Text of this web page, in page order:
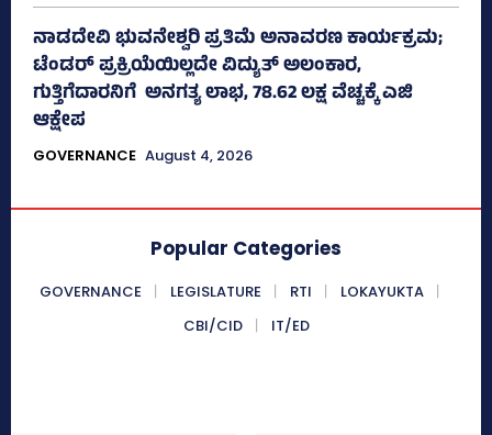
ನಾಡದೇವಿ ಭುವನೇಶ್ವರಿ ಪ್ರತಿಮೆ ಅನಾವರಣ ಕಾರ್ಯಕ್ರಮ;
ಟೆಂಡರ್ ಪ್ರಕ್ರಿಯೆಯಿಲ್ಲದೇ ವಿದ್ಯುತ್‌ ಅಲಂಕಾರ,
ಗುತ್ತಿಗೆದಾರನಿಗೆ ಅನಗತ್ಯ ಲಾಭ, 78.62 ಲಕ್ಷ ವೆಚ್ಚಕ್ಕೆ ಎಜಿ
ಆಕ್ಷೇಪ
GOVERNANCE August 4, 2026
Popular Categories
GOVERNANCE LEGISLATURE RTI
LOKAYUKTA
CBI/CID
IT/ED